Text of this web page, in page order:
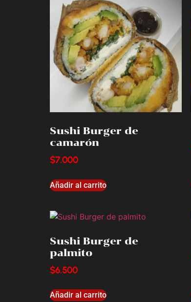
Sushi Burger de
camarón
$7.000
Añadir al carrito
Sushi Burger de
palmito
$6.500
Añadir al carrito